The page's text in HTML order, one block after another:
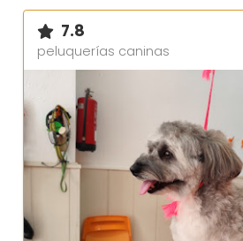
7.8
peluquerías caninas